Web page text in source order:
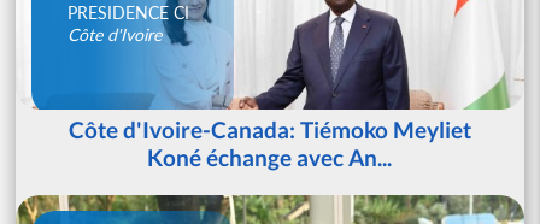
PRESIDENCE CI
Côte d'Ivoire
Côte d'Ivoire-Canada: Tiémoko Meyliet
Koné échange avec An...